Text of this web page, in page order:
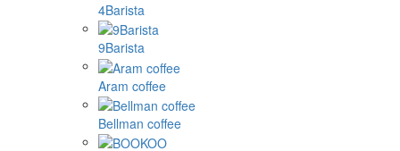
4Barista
9Barista
Aram coffee
Bellman coffee